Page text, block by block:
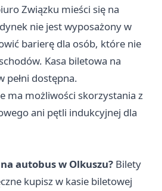
Związku mieści się na
nie jest wyposażony w
barierę dla osób, które nie
Kasa biletowa na
pełni dostępna.
ma możliwości skorzystania z
ani pętli indukcyjnej dla
autobus w Olkuszu? Bilety
kupisz w kasie biletowej